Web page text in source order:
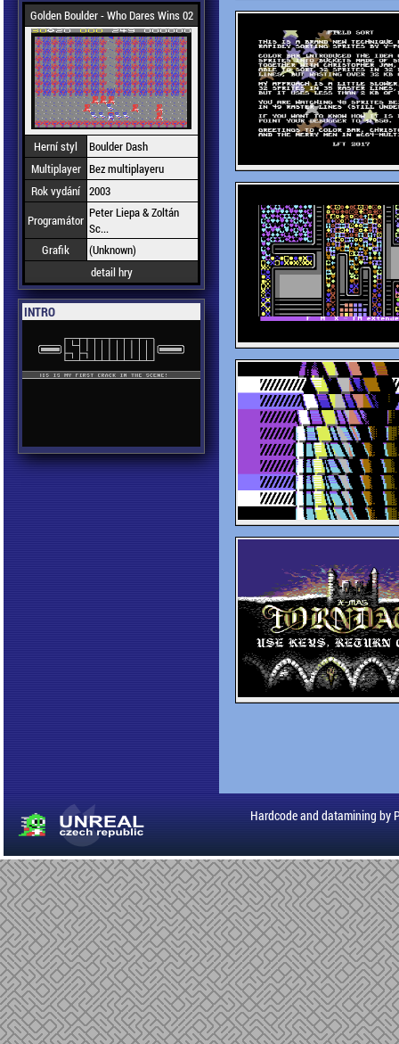
Golden Boulder - Who Dares Wins 02
Herní styl
Boulder Dash
Multiplayer Bez multiplayeru
Rok vydání 2003
Programátor Peter Liepa & Zoltán
Sc...
Grafik
(Unknown)
detail hry
INTRO
Hardcode and datamining by